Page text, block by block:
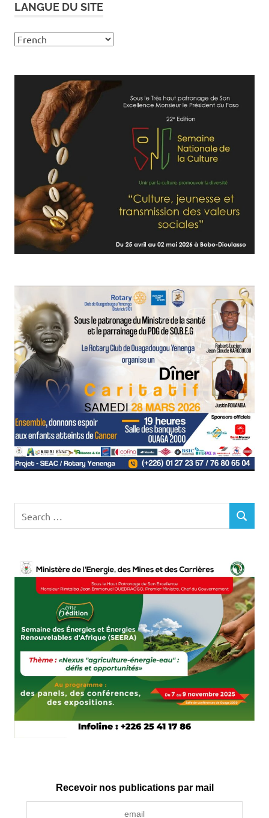
LANGUE DU SITE
for:
SEARCH
Recevoir nos publications par mail